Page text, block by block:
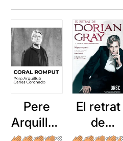
Pere
Arquillué
El retrat
de